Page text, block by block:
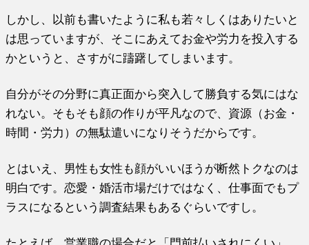
しかし、以前も書いたように私も若々しくはありたいと
は思っていますが、そこにあえてお金や労力を投入する
かというと、さすがに躊躇してしまいます。
自分がその分野に真正面から突入して勝負する気にはな
れない。そもそも顔の作りが平凡なので、資源（お金・
時間・労力）の無駄遣いになりそうだからです。
とはいえ、男性も女性も顔がいいほうが断然トクなのは
明白です。恋愛・婚活市場だけではなく、仕事面でもプ
ラスになるという調査結果もあるぐらいですし。